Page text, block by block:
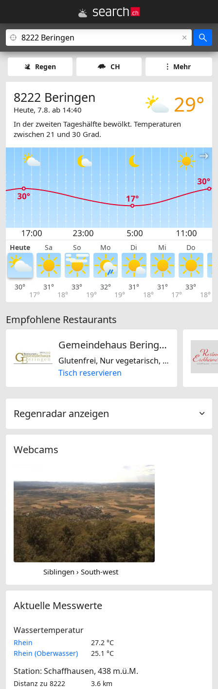
Regen CH Mehr
29°
8222 Beringen
Heute, 7.8. ab 14:40
In der zweiten Tageshälfte bewölkt. Temperaturen
zwischen 21 und 30 Grad.
Heute Sa So Mo Di Mi Do
30°
17°
31°
18°
33°
19°
32°
19°
31°
18°
31°
17°
33°
18°
Empfohlene Restaurants
Gemeindehaus Beringen Gastro GmbH
Glutenfrei, Nur vegetarisch, Französisch, Schweizerisch
Tisch reservieren
Regenradar anzeigen
Webcams
Siblingen › South-west
Aktuelle Messwerte
Wassertemperatur
Rhein
27.2 °C
Rhein (Oberwasser)
25.1 °C
Station: Schaffhausen, 438 m.ü.M.
Distanz zu 8222
3.6 km